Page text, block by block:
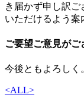
き届かず申し訳
いただけるよう案
ご要望ご意見がご
今後ともよろしく
<ALL>